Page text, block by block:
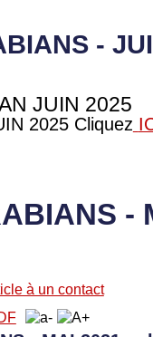
-
JUIN 2025
2025 Cliquez
-